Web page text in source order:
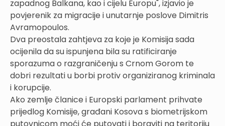
zapadnog Balkana, kao i cijelu Europu", izjavio je
povjerenik za migracije i unutarnje poslove Dimitris
Avramopoulos.
Dva preostala zahtjeva za koje je Komisija sada
ocijenila da su ispunjena bila su ratificiranje
sporazuma o razgraničenju s Crnom Gorom te
dobri rezultati u borbi protiv organiziranog kriminala
i korupcije.
Ako zemlje članice i Europski parlament prihvate
prijedlog Komisije, građani Kosova s biometrijskom